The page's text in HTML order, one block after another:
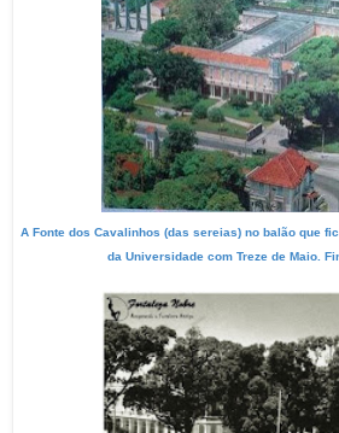
A Fonte dos Cavalinhos (das sereias) no balão que
da Universidade com Treze de Maio.